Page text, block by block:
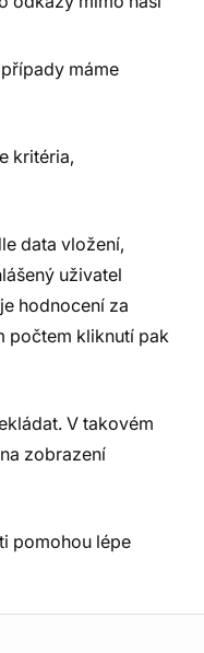
máme
kritéria,
data vložení,
uživatel
hodnocení za
počtem kliknutí pak
V takovém
zobrazení
pomohou lépe